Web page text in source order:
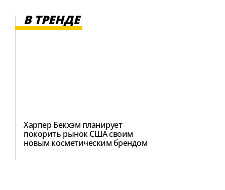
В ТРЕНДЕ
Харпер Бекхэм планирует
покорить рынок США своим
новым косметическим брендом